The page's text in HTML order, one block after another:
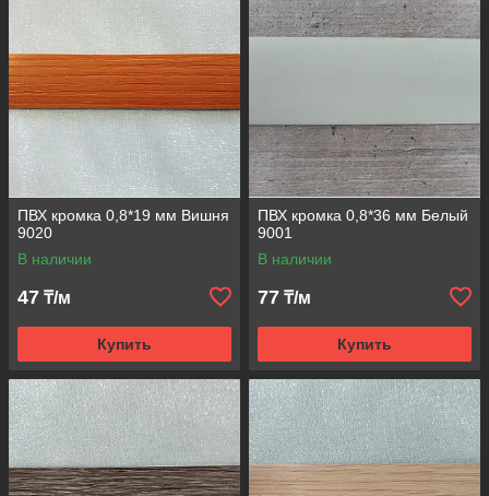
ПВХ кромка 0,8*19 мм Вишня
9020
В наличии
47 ₸/м
Купить
ПВХ кромка 0,8*36 мм Белый
9001
В наличии
77 ₸/м
Купить